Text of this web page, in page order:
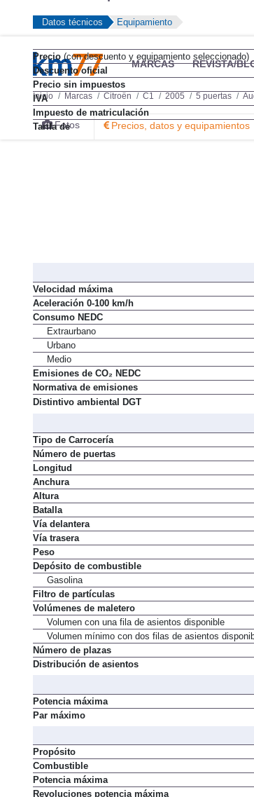
MARCAS REVISTA/
Inicio Marcas Citroën C1 2005 5 puertas
Fotos Precios, datos y equipamientos
Datos técnicos Equipamiento
Precio(con descuento y equipamiento seleccionado)
Descuento oficial
Precio sin impuestos
IVA
Impuesto de matriculación
Tarifa de
Velocidad máxima
Aceleración 0-100 km/h
Consumo NEDC
Extraurbano
Urbano
Medio
Emisiones de CO₂ NEDC
Normativa de emisiones
Distintivo ambiental DGT
Tipo de Carrocería
Número de puertas
Longitud
Anchura
Altura
Batalla
Vía delantera
Vía trasera
Peso
Depósito de combustible
Gasolina
Filtro de partículas
Volúmenes de maletero
Volumen con una fila de asientos disponible
Volumen mínimo con dos filas de asientos
Número de plazas
Distribución de asientos
Potencia máxima
Par máximo
Propósito
Combustible
Potencia máxima
Revoluciones potencia máxima